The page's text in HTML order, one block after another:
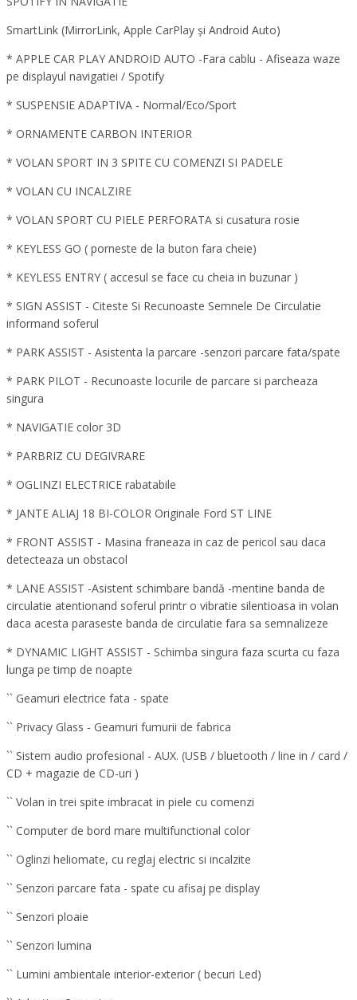
SmartLink (MirrorLink, Apple CarPlay și Android Auto)
* APPLE CAR PLAY ANDROID AUTO -Fara cablu - Afiseaza waze
pe displayul navigatiei / Spotify
* SUSPENSIE ADAPTIVA - Normal/Eco/Sport
* ORNAMENTE CARBON INTERIOR
* VOLAN SPORT IN 3 SPITE CU COMENZI SI PADELE
* VOLAN CU INCALZIRE
* VOLAN SPORT CU PIELE PERFORATA si cusatura rosie
* KEYLESS GO ( porneste de la buton fara cheie)
* KEYLESS ENTRY ( accesul se face cu cheia in buzunar )
* SIGN ASSIST - Citeste Si Recunoaste Semnele De Circulatie
informand soferul
* PARK ASSIST - Asistenta la parcare -senzori parcare fata/spate
* PARK PILOT - Recunoaste locurile de parcare si parcheaza
singura
* NAVIGATIE color 3D
* PARBRIZ CU DEGIVRARE
* OGLINZI ELECTRICE rabatabile
* JANTE ALIAJ 18 BI-COLOR Originale Ford ST LINE
* FRONT ASSIST - Masina franeaza in caz de pericol sau daca
detecteaza un obstacol
* LANE ASSIST -Asistent schimbare bandă -mentine banda de
circulatie atentionand soferul printr o vibratie silentioasa in volan
daca acesta paraseste banda de circulatie fara sa semnalizeze
* DYNAMIC LIGHT ASSIST - Schimba singura faza scurta cu faza
lunga pe timp de noapte
`` Geamuri electrice fata - spate
`` Privacy Glass - Geamuri fumurii de fabrica
`` Sistem audio profesional - AUX. (USB / bluetooth / line in / card /
CD + magazie de CD-uri )
`` Volan in trei spite imbracat in piele cu comenzi
`` Computer de bord mare multifunctional color
`` Oglinzi heliomate, cu reglaj electric si incalzite
`` Senzori parcare fata - spate cu afisaj pe display
`` Senzori ploaie
`` Senzori lumina
`` Lumini ambientale interior-exterior ( becuri Led)